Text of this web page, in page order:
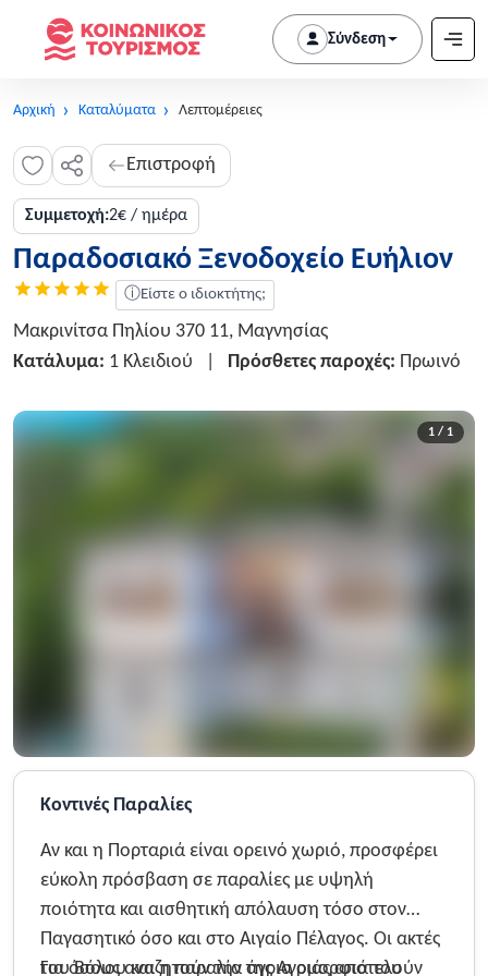
Σύνδεση
Αρχική Καταλύματα Λεπτομέρειες
Συμμετοχή:2€ / ημέρα
Παραδοσιακό Ξενοδοχείο Ευήλιον
ⓘΕίστε ο ιδιοκτήτης;
Μακρινίτσα Πηλίου 370 11, Μαγνησίας
Κατάλυμα: 1 Κλειδιού Πρόσθετες παροχές: Πρωινό
Επιστροφή
1 / 1
Κοντινές Παραλίες
Αν και η Πορταριά είναι ορεινό χωριό, προσφέρει
εύκολη πρόσβαση σε παραλίες με υψηλή
ποιότητα και αισθητική απόλαυση τόσο στον
Παγασητικό όσο και στο Αιγαίο Πέλαγος. Οι ακτές
του Βόλου και η παραλία της Αγριάς αποτελούν
Για όσους αναζητούν την άγρια ομορφιά του